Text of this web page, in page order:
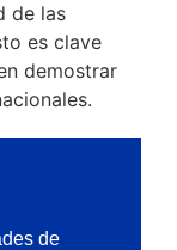
de las
es clave
demostrar
de